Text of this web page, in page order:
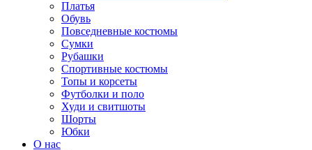
Платья
Обувь
Повседневные костюмы
Сумки
Рубашки
Спортивные костюмы
Топы и корсеты
Футболки и поло
Худи и свитшоты
Шорты
Юбки
О нас